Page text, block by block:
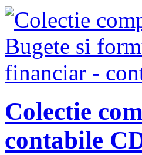
Colectie
contabile